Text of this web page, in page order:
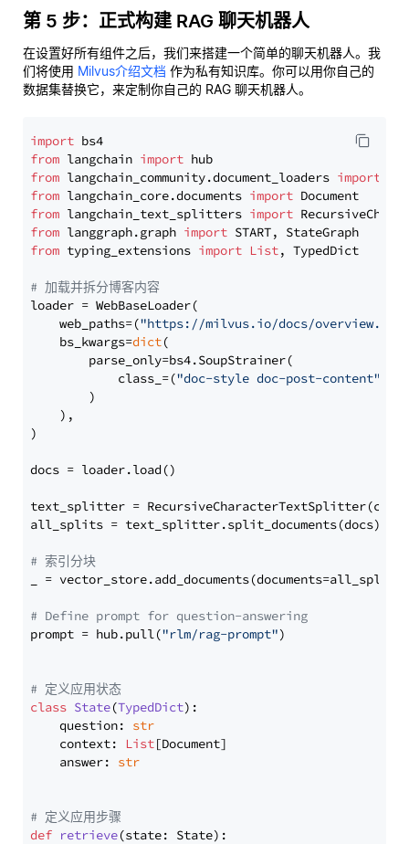
第 5 步：正式构建 RAG 聊天机器人
在设置好所有组件之后，我们来搭建一个简单的聊天机器人。我
们将使用 Milvus介绍文档 作为私有知识库。你可以用你自己的
数据集替换它，来定制你自己的 RAG 聊天机器人。
import
from langchain import
from langchain_community.document_loaders import
from langchain_core.documents import
from langchain_text_splitters import
from langgraph.graph import
from typing_extensions import List, TypedDict
# 加载并拆分博客内容
loader = WebBaseLoader(
    web_paths=(
"https://milvus.io/docs/overview.md"
    bs_kwargs=
dict(
        parse_only=bs4.SoupStrainer(
            class_=(
"doc-style doc-post-content"
        )
    ),
)
docs = loader.load()
text_splitter =
all_splits = text_splitter.split_documents(docs)
# 索引分块
_ = vector_store.add_documents(documents=all_splits)
# Define prompt for question-answering
prompt = hub.pull("rlm/rag-prompt")
# 定义应用状态
class State(TypedDict):
    question:
str
    context:
List[Document]
    answer:
str
# 定义应用步骤
def retrieve(state: State):